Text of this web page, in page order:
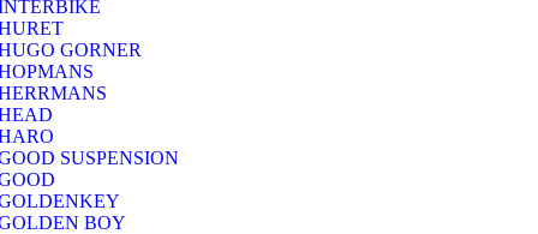
GORNER
SUSPENSION
BOY